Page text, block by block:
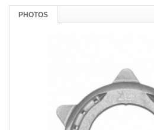
PHOTOS